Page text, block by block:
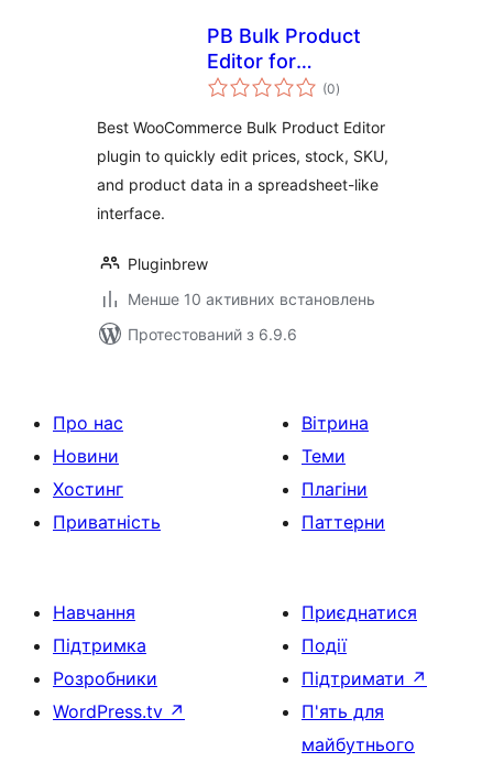
PB Bulk Product
Editor for
WooCommerce
(0загальний
рейтинг
)
Best WooCommerce Bulk Product Editor
plugin to quickly edit prices, stock, SKU,
and product data in a spreadsheet-like
interface.
Pluginbrew
Менше 10 активних встановлень
Протестований з 6.9.6
Про нас
Новини
Хостинг
Приватність
Вітрина
Теми
Плагіни
Паттерни
Навчання
Підтримка
Розробники
WordPress.tv ↗
Приєднатися
Події
Підтримати ↗
П'ять для
майбутнього